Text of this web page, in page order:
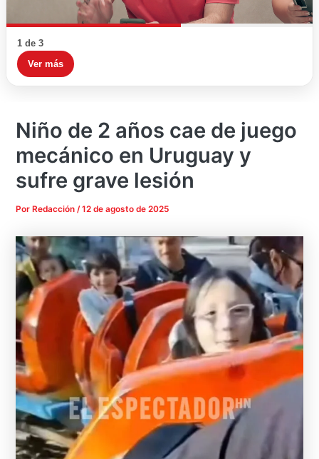
1 de 3
Ver más
Niño de 2 años cae de juego
mecánico en Uruguay y
sufre grave lesión
Por Redacción/12 de agosto de 2025